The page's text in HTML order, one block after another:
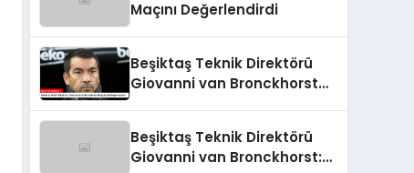
Maçını Değerlendirdi
Beşiktaş Teknik Direktörü
Giovanni van Bronckhorst
Beşiktaş Teknik Direktörü
Giovanni van Bronckhorst: